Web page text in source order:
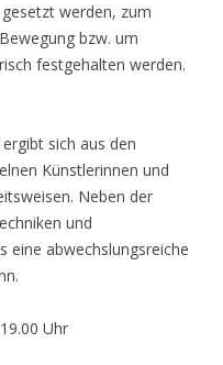
werden, zum
bzw. um
festgehalten werden.
sich aus den
Künstlerinnen und
Neben der
und
eine abwechslungsreiche
Uhr